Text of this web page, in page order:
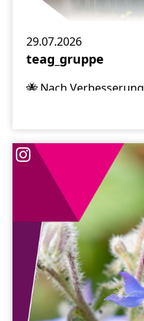
29.07.2026
teag_gruppe
🐝 Nach
Jahr haben wir
an Thüringer
🐦️ Holzwolle und
haben wir jetzt
verbaut. Außerdem
Vogelschutzgitter um
Insektenhotel
🤩 Die Kinder im
freuen sich schon auf
Besucher, die bald
#Biene
#Kindergarten